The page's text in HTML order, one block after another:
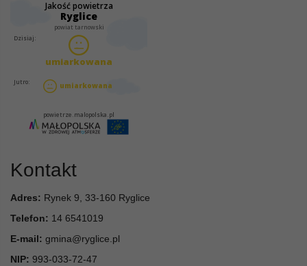
Kontakt
Adres: Rynek 9, 33-160 Ryglice
Telefon: 14 6541019
E-mail: gmina@ryglice.pl
NIP: 993-033-72-47